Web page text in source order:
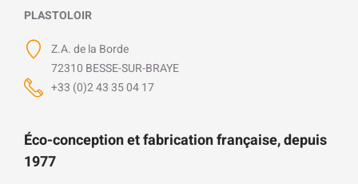
PLASTOLOIR
Z.A. de la Borde
72310 BESSE-SUR-BRAYE
+33 (0)2 43 35 04 17
Éco-conception et fabrication française, depuis
1977